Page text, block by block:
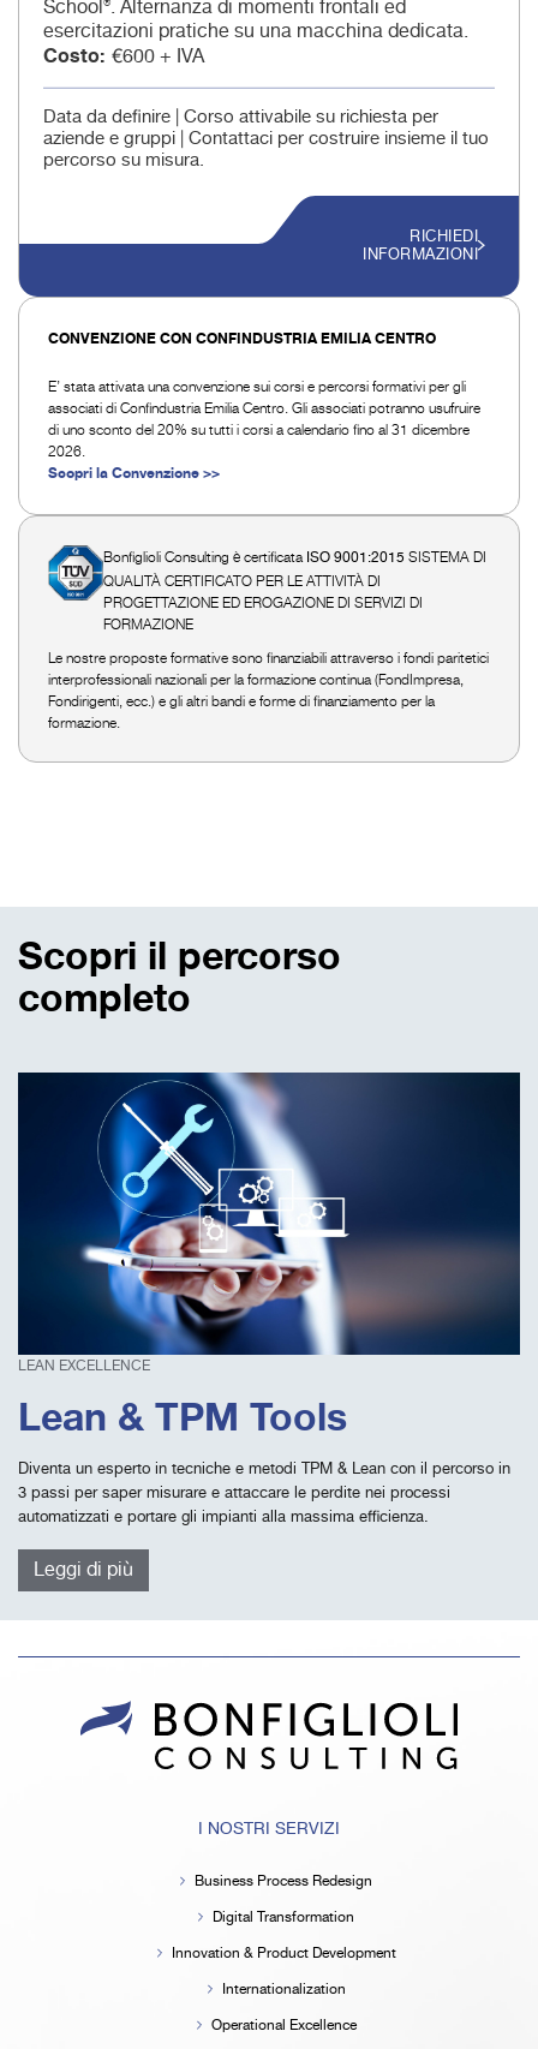
School®. Alternanza di momenti frontali ed
esercitazioni pratiche su una macchina dedicata.
Costo €600 + IVA
Data da definire | Corso attivabile su richiesta per
aziende e gruppi | Contattaci per costruire insieme il tuo
percorso su misura.
RICHIEDI
INFORMAZIONI
CONVENZIONE CON CONFINDUSTRIA EMILIA CENTRO
E’ stata attivata una convenzione sui corsi e percorsi formativi per gli
associati di Confindustria Emilia Centro. Gli associati potranno usufruire
di uno sconto del 20% su tutti i corsi a calendario fino al 31 dicembre
2026.
Scopri la Convenzione >>
Bonfiglioli Consulting è certificataISO 9001:2015 SISTEMA DI
QUALITÀ CERTIFICATO PER LE ATTIVITÀ DI
PROGETTAZIONE ED EROGAZIONE DI SERVIZI DI
FORMAZIONE
Le nostre proposte formative sono finanziabili attraverso i fondi paritetici
interprofessionali nazionali per la formazione continua (FondImpresa,
Fondirigenti, ecc.) e gli altri bandi e forme di finanziamento per la
formazione.
Scopri il percorso
completo
LEAN EXCELLENCE
Lean & TPM Tools
Diventa un esperto in tecniche e metodi TPM & Lean con il percorso in
3 passi per saper misurare e attaccare le perdite nei processi
automatizzati e portare gli impianti alla massima efficienza.
Leggi di più
I NOSTRI SERVIZI
Business Process Redesign
Digital Transformation
Innovation & Product Development
Internationalization
Operational Excellence